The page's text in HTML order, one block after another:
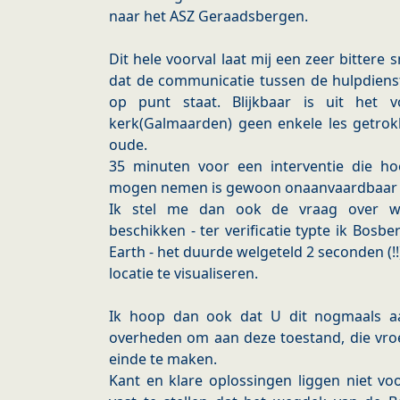
naar het ASZ Geraadsbergen.
Dit hele voorval laat mij een zeer bittere
dat de communicatie tussen de
op punt staat. Blijkbaar is uit het
kerk(Galmaarden) geen enkele les
oude.
35 minuten voor een interventie die
mogen nemen is gewoon onaanvaardbaar
Ik stel me dan ook de vraag over
beschikken - ter verificatie typte ik
Earth - het duurde welgeteld 2 seconden
locatie te visualiseren.
Ik hoop dan ook dat U dit nogmaals
overheden om aan deze toestand, die
einde te maken.
Kant en klare oplossingen liggen niet